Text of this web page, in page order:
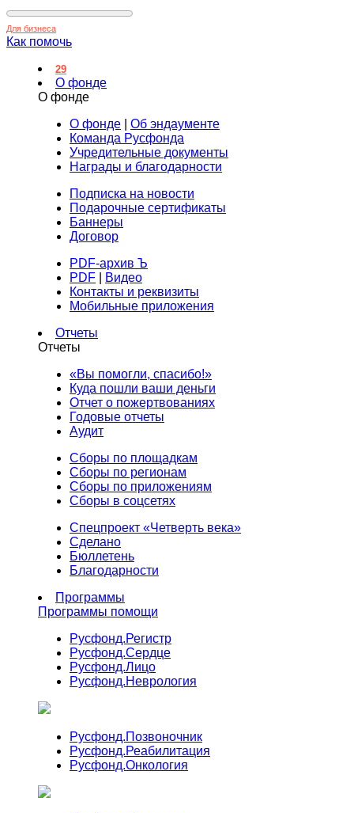
Для бизнеса
Как помочь
29
О фонде
О фонде
О фонде
Об эндаументе
Команда Русфонда
Учредительные документы
Награды и благодарности
Подписка на новости
Подарочные сертификаты
Баннеры
Договор
PDF-архив Ъ
PDF
Видео
Контакты и реквизиты
Мобильные приложения
Отчеты
Отчеты
«Вы помогли, спасибо!»
Куда пошли ваши деньги
Отчет о пожертвованиях
Годовые отчеты
Аудит
Сборы по площадкам
Сборы по регионам
Сборы по приложениям
Сборы в соцсетях
Спецпроект «Четверть века»
Сделано
Бюллетень
Благодарности
Программы
Программы помощи
Русфонд.Регистр
Русфонд.Сердце
Русфонд.Лицо
Русфонд.Неврология
Русфонд.Позвоночник
Русфонд.Реабилитация
Русфонд.Онкология